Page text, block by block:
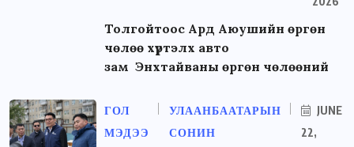
Толгойтоос Ард Аюушийн өргөн
чөлөө хүртэлх авто
зам Энхтайваны өргөн чөлөөний
ГОЛ
МЭДЭЭ
УЛААНБААТАРЫН
СОНИН
JUNE
22,